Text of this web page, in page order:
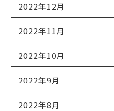
2022年12月
2022年11月
2022年10月
2022年9月
2022年8月